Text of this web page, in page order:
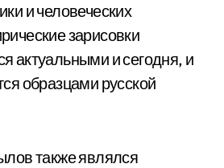
и человеческих
зарисовки
актуальными и сегодня, и
образцами русской
также являлся